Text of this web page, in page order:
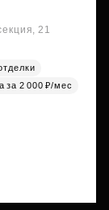
21
за 2 000 ₽/мес